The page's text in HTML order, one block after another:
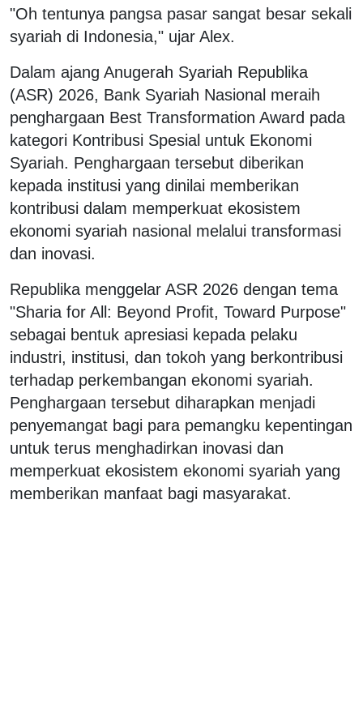
"Oh tentunya pangsa pasar sangat besar sekali
syariah di Indonesia," ujar Alex.
Dalam ajang Anugerah Syariah Republika
(ASR) 2026, Bank Syariah Nasional meraih
penghargaan Best Transformation Award pada
kategori Kontribusi Spesial untuk Ekonomi
Syariah. Penghargaan tersebut diberikan
kepada institusi yang dinilai memberikan
kontribusi dalam memperkuat ekosistem
ekonomi syariah nasional melalui transformasi
dan inovasi.
Republika menggelar ASR 2026 dengan tema
"Sharia for All: Beyond Profit, Toward Purpose"
sebagai bentuk apresiasi kepada pelaku
industri, institusi, dan tokoh yang berkontribusi
terhadap perkembangan ekonomi syariah.
Penghargaan tersebut diharapkan menjadi
penyemangat bagi para pemangku kepentingan
untuk terus menghadirkan inovasi dan
memperkuat ekosistem ekonomi syariah yang
memberikan manfaat bagi masyarakat.